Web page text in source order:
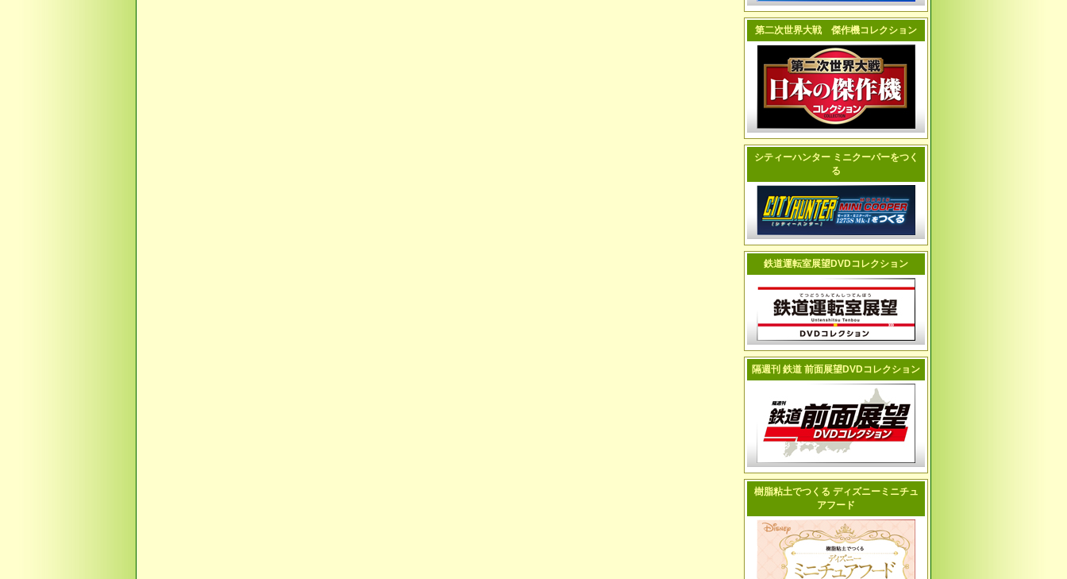
第二次世界大戦 傑作機コレクション
シティーハンター ミニクーパーをつく
る
鉄道運転室展望DVDコレクション
隔週刊 鉄道 前面展望DVDコレクション
樹脂粘土でつくる ディズニーミニチュ
アフード